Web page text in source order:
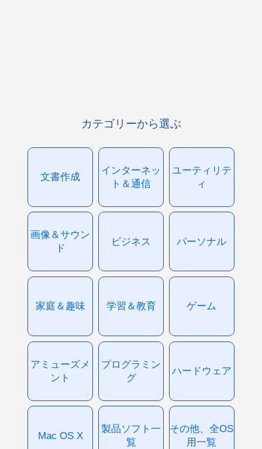
カテゴリーから選ぶ
文書作成
インターネッ
ト＆通信
ユーティリテ
ィ
画像＆サウン
ド
ビジネス パーソナル
家庭＆趣味 学習＆教育 ゲーム
アミューズメ
ント
プログラミン
グ
ハードウェア
Mac OS X
製品ソフト一
覧
その他、全OS
用一覧